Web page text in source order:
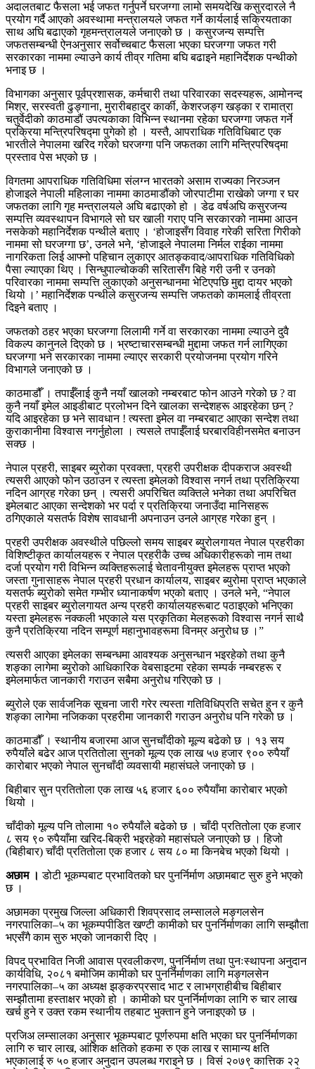
अदालतबाट फैसला भई जफत गर्नुपर्ने घरजग्गा लामो समयदेखि कसुरदारले नै
प्रयोग गर्दै आएको अवस्थामा मन्त्रालयले जफत गर्ने कार्यलाई सक्रियताका
साथ अघि बढाएको गृहमन्त्रालयले जनाएको छ । कसुरजन्य सम्पत्ति
जफतसम्बन्धी ऐनअनुसार सर्वोच्चबाट फैसला भएका घरजग्गा जफत गरी
सरकारका नाममा ल्याउने कार्य तीव्र गतिमा बघि बढाइने महानिर्देशक पन्थीको
भनाइ छ ।
विभागका अनुसार पूर्वप्रशासक, कर्मचारी तथा परिवारका सदस्यहरू, आमोनन्द
मिश्र, सरस्वती ढुङ्गाना, मुरारीबहादुर कार्की, केशरजङ्ग खड्का र रामात्रा
चतुर्वेदीको काठमाडौं उपत्यकाका विभिन्न स्थानमा रहेका घरजग्गा जफत गर्ने
प्रक्रिया मन्त्रिपरिषद्मा पुगेको हो । यस्तै, आपराधिक गतिविधिबाट एक
भारतीले नेपालमा खरिद गरेको घरजग्गा पनि जफतका लागि मन्त्रिपरिषद्मा
प्रस्ताव पेस भएको छ ।
विगतमा आपराधिक गतिविधिमा संलग्न भारतको असाम राज्यका निरञ्जन
होजाइले नेपाली महिलाका नाममा काठमाडौंको जोरपाटीमा राखेको जग्गा र घर
जफतका लागि गृह मन्त्रालयले अघि बढाएको हो । डेढ वर्षअघि कसुरजन्य
सम्पत्ति व्यवस्थापन विभागले सो घर खाली गराए पनि सरकारको नाममा आउन
नसकेको महानिर्देशक पन्थीले बताए । ‘होजाइसँग विवाह गरेकी सरिता गिरीको
नाममा सो घरजग्गा छ’, उनले भने, ‘होजाइले नेपालमा निर्मल राईका नाममा
नागरिकता लिई आफ्नो पहिचान लुकाएर आतङ्कवाद/आपराधिक गतिविधिको
पैसा ल्याएका थिए । सिन्धुपाल्चोककी सरितासँग बिहे गरी उनी र उनको
परिवारका नाममा सम्पत्ति लुकाएको अनुसन्धानमा भेटिएपछि मुद्दा दायर भएको
थियो ।’ महानिर्देशक पन्थीले कसुरजन्य सम्पत्ति जफतको कामलाई तीव्रता
दिइने बताए ।
जफतको ठहर भएका घरजग्गा लिलामी गर्ने वा सरकारका नाममा ल्याउने दुवै
विकल्प कानुनले दिएको छ । भ्रष्टाचारसम्बन्धी मुद्दामा जफत गर्न लागिएका
घरजग्गा भने सरकारका नाममा ल्याएर सरकारी प्रयोजनमा प्रयोग गरिने
विभागले जनाएको छ ।
काठमाडौँ । तपाईँलाई कुनै नयाँ खालको नम्बरबाट फोन आउने गरेको छ ? वा
कुनै नयाँ इमेल आइडीबाट प्रलोभन दिने खालका सन्देशहरू आइरहेका छन् ?
यदि आइरहेका छ भने सावधान ! त्यस्ता इमेल वा नम्बरबाट आएका सन्देश तथा
कुराकानीमा विश्वास नगर्नुहोला । त्यसले तपाईँलाई घरबारविहीनसमेत बनाउन
सक्छ ।
नेपाल प्रहरी, साइबर ब्युरोका प्रवक्ता, प्रहरी उपरीक्षक दीपकराज अवस्थी
त्यसरी आएको फोन उठाउन र त्यस्ता इमेलको विश्वास नगर्न तथा प्रतिक्रिया
नदिन आग्रह गरेका छन् । त्यसरी अपरिचित व्यक्तिले भनेका तथा अपरिचित
इमेलबाट आएका सन्देशको भर पर्दा र प्रतिक्रिया जनाउँदा मानिसहरू
ठगिएकाले यसतर्फ विशेष सावधानी अपनाउन उनले आग्रह गरेका हुन् ।
प्रहरी उपरीक्षक अवस्थीले पछिल्लो समय साइबर ब्युरोलगायत नेपाल प्रहरीका
विशिष्टीकृत कार्यालयहरू र नेपाल प्रहरीकै उच्च अधिकारीहरूको नाम तथा
दर्जा प्रयोग गरी विभिन्न व्यक्तिहरूलाई चेतावनीयुक्त इमेलहरू प्राप्त भएको
जस्ता गुनासाहरू नेपाल प्रहरी प्रधान कार्यालय, साइबर ब्युरोमा प्राप्त भएकाले
यसतर्फ ब्युरोको समेत गम्भीर ध्यानाकर्षण भएको बताए । उनले भने, “नेपाल
प्रहरी साइबर ब्युरोलगायत अन्य प्रहरी कार्यालयहरूबाट पठाइएको भनिएका
यस्ता इमेलहरू नक्कली भएकाले यस प्रकृतिका मेलहरूको विश्वास नगर्न साथै
कुनै प्रतिक्रिया नदिन सम्पूर्ण महानुभावहरूमा विनम्र अनुरोध छ ।”
त्यसरी आएका इमेलका सम्बन्धमा आवश्यक अनुसन्धान भइरहेको तथा कुनै
शङ्का लागेमा ब्युरोको आधिकारिक वेबसाइटमा रहेका सम्पर्क नम्बरहरू र
इमेलमार्फत जानकारी गराउन सबैमा अनुरोध गरिएको छ ।
ब्युरोले एक सार्वजनिक सूचना जारी गरेर त्यस्ता गतिविधिप्रति सचेत हुन र कुनै
शङ्का लागेमा नजिकका प्रहरीमा जानकारी गराउन अनुरोध पनि गरेको छ ।
काठमाडौँ । स्थानीय बजारमा आज सुनचाँदीको मूल्य बढेको छ । १३ सय
रुपैयाँले बढेर आज प्रतितोला सुनको मूल्य एक लाख ५७ हजार ९०० रुपैयाँ
कारोबार भएको नेपाल सुनचाँदी व्यवसायी महासंघले जनाएको छ ।
बिहीबार सुन प्रतितोला एक लाख ५६ हजार ६०० रुपैयाँमा कारोबार भएको
थियो ।
चाँदीको मूल्य पनि तोलामा १० रुपैयाँले बढेको छ । चाँदी प्रतितोला एक हजार
८ सय ९० रुपैयाँमा खरिद-बिक्री भइरहेको महासंघले जनाएको छ । हिजो
(बिहीबार) चाँदी प्रतितोला एक हजार ८ सय ८० मा किनबेच भएको थियो ।
अछाम ।डोटी भूकम्पबाट प्रभावितको घर पुनर्निर्माण अछामबाट सुरु हुने भएको
छ ।
अछामका प्रमुख जिल्ला अधिकारी शिवप्रसाद लम्सालले मङ्गलसेन
नगरपालिका–५ का भूकम्पपीडित खण्टी कामीको घर पुनर्निर्माणका लागि सम्झौता
भएसँगै काम सुरु भएको जानकारी दिए ।
विपद् प्रभावित निजी आवास प्रवलीकरण, पुनर्निर्माण तथा पुनःस्थापना अनुदान
कार्यविधि, २०८१ बमोजिम कामीको घर पुनर्निर्माणका लागि मङ्गलसेन
नगरपालिका–५ का अध्यक्ष झङ्करप्रसाद भाट र लाभग्राहीबीच बिहीबार
सम्झौतामा हस्ताक्षर भएको हो । कामीको घर पुनर्निर्माणका लागि रु चार लाख
खर्च हुने र उक्त रकम स्थानीय तहबाट भुक्तान हुने जनाइएको छ ।
प्रजिअ लम्सालका अनुसार भूकम्पबाट पूर्णरुपमा क्षति भएका घर पुनर्निर्माणका
लागि रु चार लाख, आंशिक क्षतिको हकमा रु एक लाख र सामान्य क्षति
भएकालाई रु ५० हजार अनुदान उपलब्ध गराइने छ । विसं २०७९ कात्तिक २२